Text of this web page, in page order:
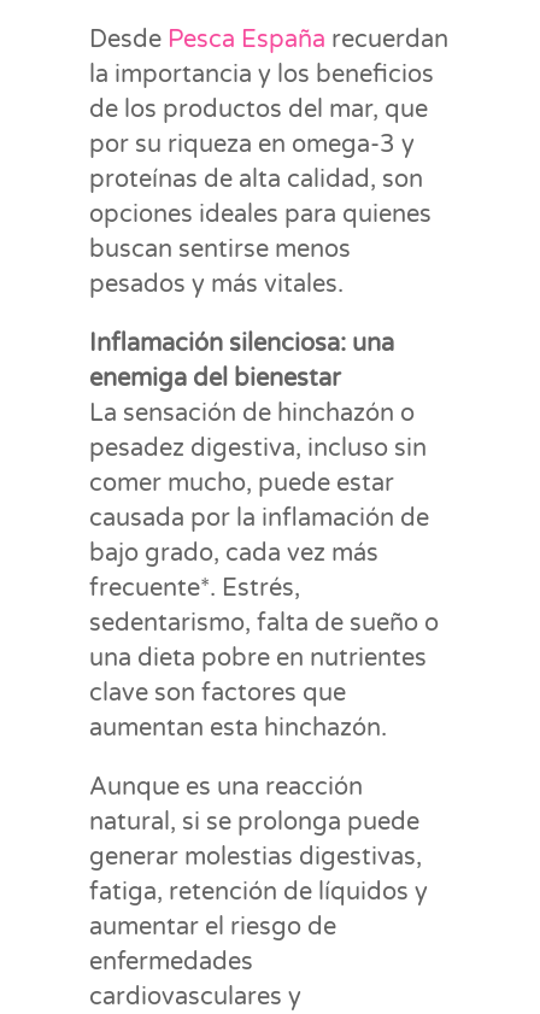
Desde Pesca España recuerdan
la importancia y los beneficios
de los productos del mar, que
por su riqueza en omega-3 y
proteínas de alta calidad, son
opciones ideales para quienes
buscan sentirse menos
pesados y más vitales.
Inflamación silenciosa: una
enemiga del bienestar
La sensación de hinchazón o
pesadez digestiva, incluso sin
comer mucho, puede estar
causada por la inflamación de
bajo grado, cada vez más
frecuente*. Estrés,
sedentarismo, falta de sueño o
una dieta pobre en nutrientes
clave son factores que
aumentan esta hinchazón.
Aunque es una reacción
natural, si se prolonga puede
generar molestias digestivas,
fatiga, retención de líquidos y
aumentar el riesgo de
enfermedades
cardiovasculares y